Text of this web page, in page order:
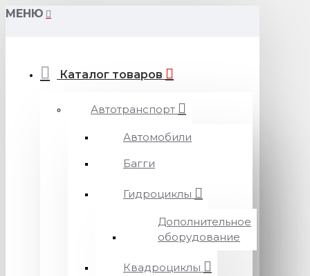
МЕНЮ
Каталог товаров
Автотранспорт
Автомобили
Багги
Гидроциклы
Дополнительное
оборудование
Квадроциклы